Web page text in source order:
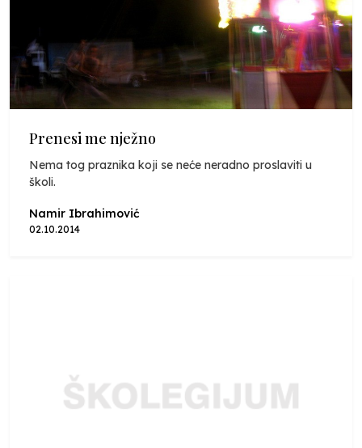
Prenesi me nježno
Nema tog praznika koji se neće neradno proslaviti u
školi.
Namir Ibrahimović
02.10.2014